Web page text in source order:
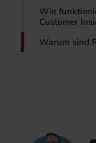
Wie
Customer
Warum sind